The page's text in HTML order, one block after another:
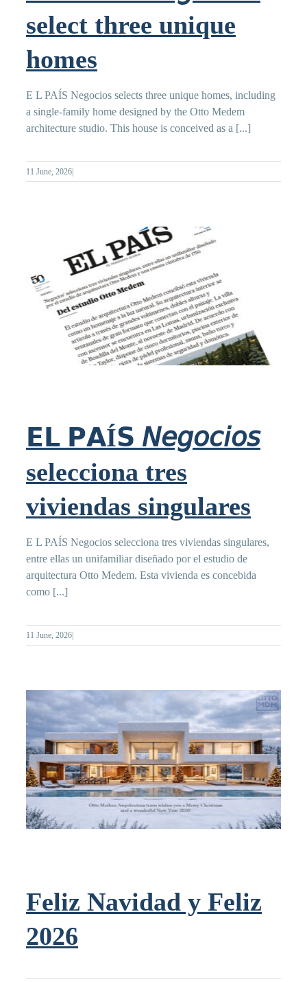
select three unique
homes
E L PAÍS Negocios selects three unique homes, including
a single-family home designed by the Otto Medem
architecture studio. This house is conceived as a [...]
11 June, 2026|
𝗘𝗟 𝗣𝗔Í𝗦 𝘕𝘦𝘨𝘰𝘤𝘪𝘰𝘴
selecciona tres
viviendas singulares
E L PAÍS Negocios selecciona tres viviendas singulares,
entre ellas un unifamiliar diseñado por el estudio de
arquitectura Otto Medem. Esta vivienda es concebida
como [...]
11 June, 2026
Feliz Navidad y Feliz
2026